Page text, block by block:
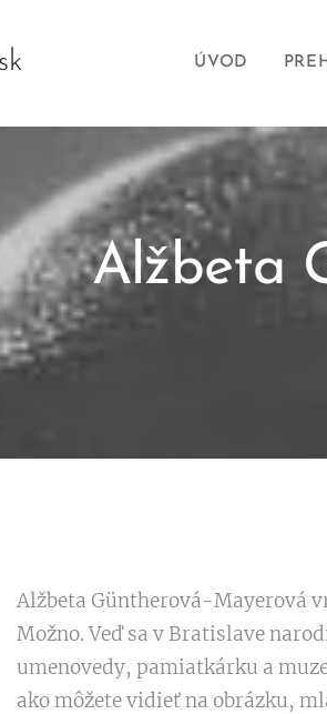
ÚVOD
Alžbeta
Alžbeta Güntherová-Mayerová
Možno. Veď sa v Bratislave
umenovedy, pamiatkárku a
ako môžete vidieť na obrázku,